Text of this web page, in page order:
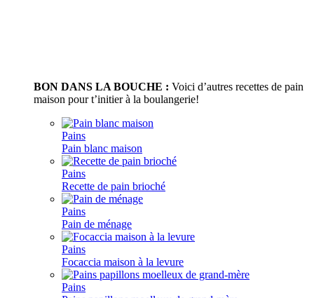
BON DANS LA BOUCHE : Voici d’autres recettes de pain
maison pour t’initier à la boulangerie!
Pains
Pain blanc maison
Pains
Recette de pain brioché
Pains
Pain de ménage
Pains
Focaccia maison à la levure
Pains